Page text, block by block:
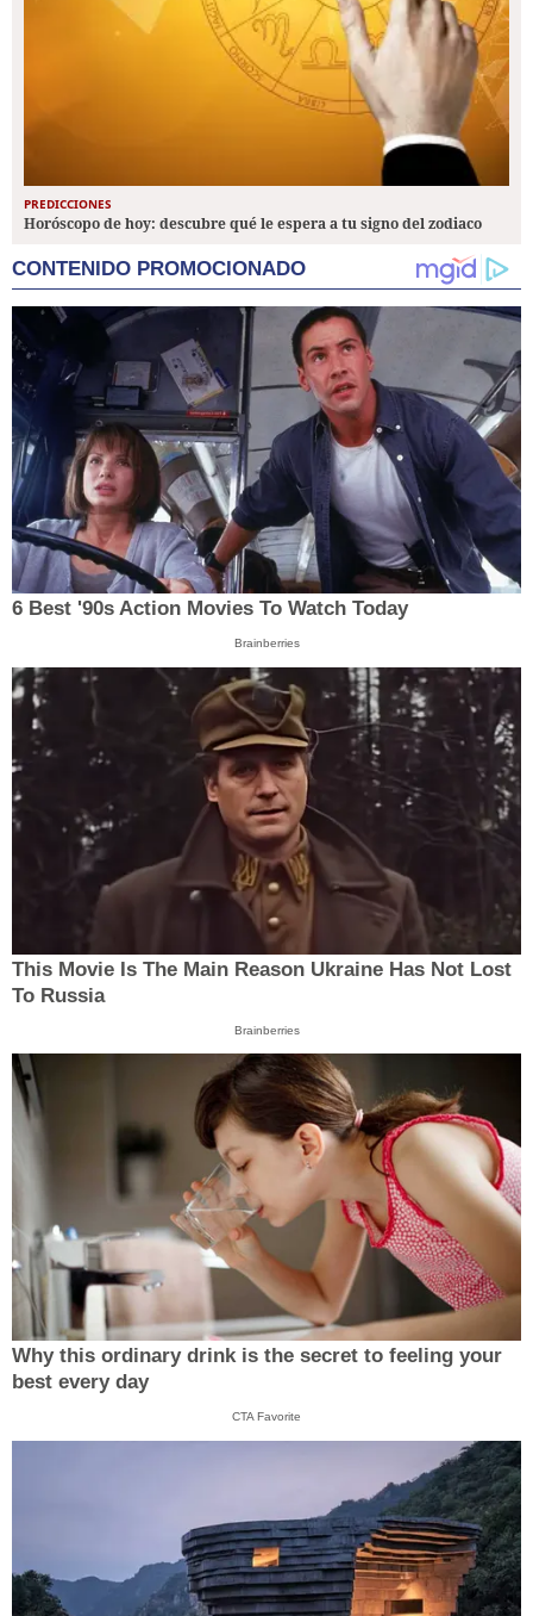
PREDICCIONES
Horóscopo de hoy: descubre qué le espera a tu signo del zodiaco
CONTENIDO PROMOCIONADO
6 Best '90s Action Movies To Watch Today
Brainberries
This Movie Is The Main Reason Ukraine Has Not Lost
To Russia
Brainberries
Why this ordinary drink is the secret to feeling your
best every day
CTA Favorite